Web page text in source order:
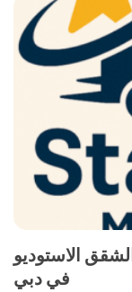
الاستوديو
في دبي